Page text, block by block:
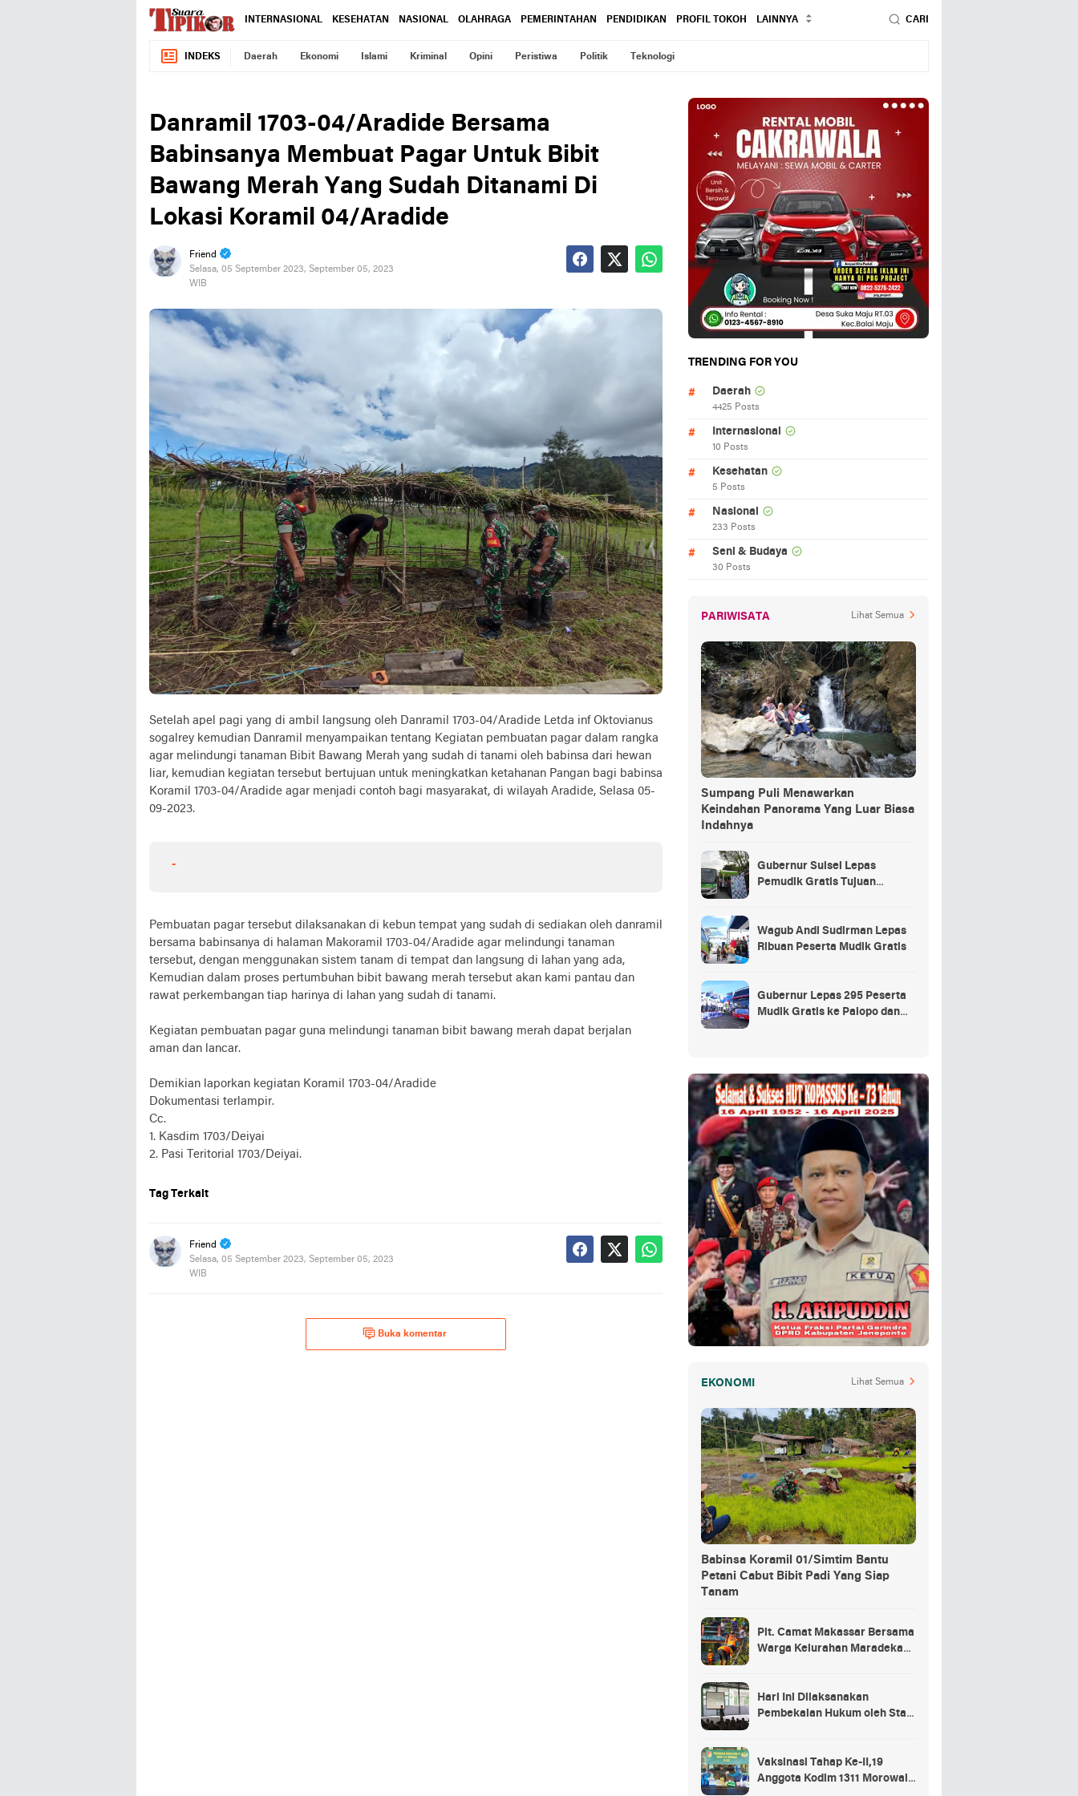
INTERNASIONAL KESEHATAN NASIONAL OLAHRAGA PEMERINTAHAN PENDIDIKAN PROFIL TOKOH LAINNYA CARI
INDEKS Daerah Ekonomi Islami Kriminal Opini Peristiwa Politik Teknologi
Danramil 1703-04/Aradide Bersama
Babinsanya Membuat Pagar Untuk Bibit
Bawang Merah Yang Sudah Ditanami Di
Lokasi Koramil 04/Aradide
Friend
Selasa, 05 September 2023, September 05, 2023
WIB
Setelah apel pagi yang di ambil langsung oleh Danramil 1703-04/Aradide Letda inf Oktovianus
sogalrey kemudian Danramil menyampaikan tentang Kegiatan pembuatan pagar dalam rangka
agar melindungi tanaman Bibit Bawang Merah yang sudah di tanami oleh babinsa dari hewan
liar, kemudian kegiatan tersebut bertujuan untuk meningkatkan ketahanan Pangan bagi babinsa
Koramil 1703-04/Aradide agar menjadi contoh bagi masyarakat, di wilayah Aradide, Selasa 05-
09-2023.
-
Pembuatan pagar tersebut dilaksanakan di kebun tempat yang sudah di sediakan oleh danramil
bersama babinsanya di halaman Makoramil 1703-04/Aradide agar melindungi tanaman
tersebut, dengan menggunakan sistem tanam di tempat dan langsung di lahan yang ada,
Kemudian dalam proses pertumbuhan bibit bawang merah tersebut akan kami pantau dan
rawat perkembangan tiap harinya di lahan yang sudah di tanami.
Kegiatan pembuatan pagar guna melindungi tanaman bibit bawang merah dapat berjalan
aman dan lancar.
Demikian laporkan kegiatan Koramil 1703-04/Aradide
Dokumentasi terlampir.
Cc.
1. Kasdim 1703/Deiyai
2. Pasi Teritorial 1703/Deiyai.
Tag Terkait
Friend
Selasa, 05 September 2023, September 05, 2023
WIB
Buka komentar
TRENDING FOR YOU
Daerah
4425 Posts
Internasional
10 Posts
Kesehatan
5 Posts
Nasional
233 Posts
Seni & Budaya
30 Posts
PARIWISATA Lihat Semua
Sumpang Puli Menawarkan
Keindahan Panorama Yang Luar Biasa
Indahnya
Gubernur Sulsel Lepas
Pemudik Gratis Tujuan
Wagub Andi Sudirman Lepas
Ribuan Peserta Mudik Gratis
Gubernur Lepas 295 Peserta
Mudik Gratis ke Palopo dan
EKONOMI Lihat Semua
Babinsa Koramil 01/Simtim Bantu
Petani Cabut Bibit Padi Yang Siap
Tanam
Plt. Camat Makassar Bersama
Warga Kelurahan Maradekaya
Hari Ini Dilaksanakan
Pembekalan Hukum oleh Staf
Kostrad
Vaksinasi Tahap Ke-II,19
Anggota Kodim 1311 Morowali